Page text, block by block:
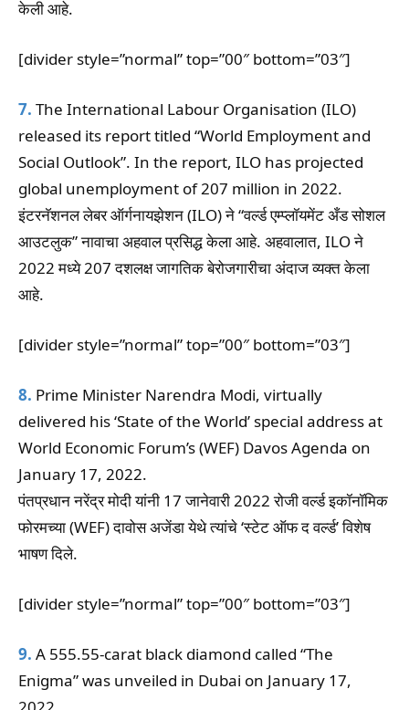
केली आहे.
[divider style=”normal” top=”00″ bottom=”03″]
7. The International Labour Organisation (ILO)
released its report titled “World Employment and
Social Outlook”. In the report, ILO has projected
global unemployment of 207 million in 2022.
इंटरनॅशनल लेबर ऑर्गनायझेशन (ILO) ने “वर्ल्ड एम्प्लॉयमेंट अँड सोशल
आउटलुक” नावाचा अहवाल प्रसिद्ध केला आहे. अहवालात, ILO ने
2022 मध्ये 207 दशलक्ष जागतिक बेरोजगारीचा अंदाज व्यक्त केला
आहे.
[divider style=”normal” top=”00″ bottom=”03″]
8. Prime Minister Narendra Modi, virtually
delivered his ‘State of the World’ special address at
World Economic Forum’s (WEF) Davos Agenda on
January 17, 2022.
पंतप्रधान नरेंद्र मोदी यांनी 17 जानेवारी 2022 रोजी वर्ल्ड इकॉनॉमिक
फोरमच्या (WEF) दावोस अजेंडा येथे त्यांचे ‘स्टेट ऑफ द वर्ल्ड’ विशेष
भाषण दिले.
[divider style=”normal” top=”00″ bottom=”03″]
9. A 555.55-carat black diamond called “The
Enigma” was unveiled in Dubai on January 17,